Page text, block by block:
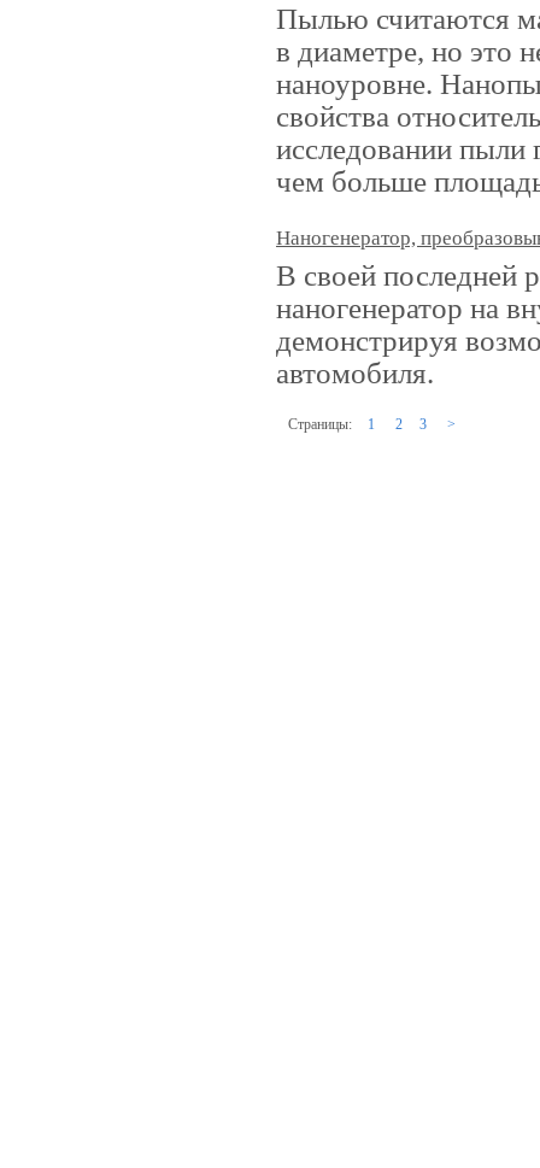
Пылью считаются
в диаметре, но это
наноуровне.
свойства
исследовании пыли
чем больше
Наногенератор,
В своей последней
наногенератор на
демонстрируя
автомобиля.
Страницы: 1 2 3 >